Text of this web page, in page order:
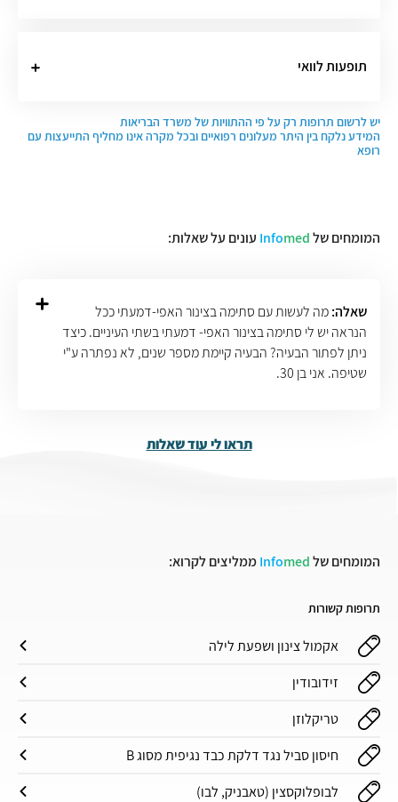
תופעות לוואי
יש לרשום תרופות רק על פי ההתוויות של משרד הבריאות
המידע נלקח בין היתר מעלונים רפואיים ובכל מקרה אינו מחליף התייעצות עם
רופא
המומחים של Infomed עונים על שאלות:
שאלה:מה לעשות עם סתימה בצינור האפי-דמעתי ככל
הנראה יש לי סתימה בצינור האפי- דמעתי בשתי העיניים. כיצד
ניתן לפתור הבעיה? הבעיה קיימת מספר שנים, לא נפתרה ע"י
שטיפה. אני בן 30.
תראו לי עוד שאלות
המומחים של Infomed ממליצים לקרוא:
תרופות קשורות
אקמול צינון ושפעת לילה
זידובודין
טריקלוזן
חיסון סביל נגד דלקת כבד נגיפית מסוג B
לבופלוקסצין (טאבניק, לבו)